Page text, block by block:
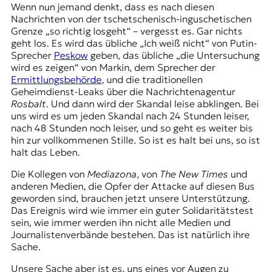
Wenn nun jemand denkt, dass es nach diesen
Nachrichten von der tschetschenisch-inguschetischen
Grenze „so richtig losgeht“ – vergesst es. Gar nichts
geht los. Es wird das übliche „Ich weiß nicht“ von Putin-
Sprecher Peskowgeben, das übliche „die Untersuchung
wird es zeigen“ von Markin, dem Sprecher der
Ermittlungsbehörde, und die traditionellen
Geheimdienst-Leaks über die Nachrichtenagentur
Rosbalt. Und dann wird der Skandal leise abklingen. Bei
uns wird es um jeden Skandal nach 24 Stunden leiser,
nach 48 Stunden noch leiser, und so geht es weiter bis
hin zur vollkommenen Stille. So ist es halt bei uns, so ist
halt das Leben.
Die Kollegen von Mediazona, von The New Times und
anderen Medien, die Opfer der Attacke auf diesen Bus
geworden sind, brauchen jetzt unsere Unterstützung.
Das Ereignis wird wie immer ein guter Solidaritätstest
sein, wie immer werden ihn nicht alle Medien und
Journalistenverbände bestehen. Das ist natürlich ihre
Sache.
Unsere Sache aber ist es, uns eines vor Augen zu